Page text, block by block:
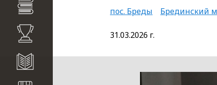
пос. Бреды Брединский
31.03.2026 г.